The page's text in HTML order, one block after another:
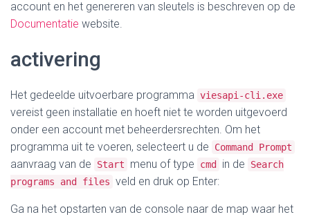
account en het genereren van sleutels is beschreven op de
Documentatie website.
activering
Het gedeelde uitvoerbare programma viesapi-cli.exe
vereist geen installatie en hoeft niet te worden uitgevoerd
onder een account met beheerdersrechten. Om het
programma uit te voeren, selecteert u de
Command Prompt
aanvraag van de Start menu of type cmd in de
Search
programs and files veld en druk op Enter:
Ga na het opstarten van de console naar de map waar het